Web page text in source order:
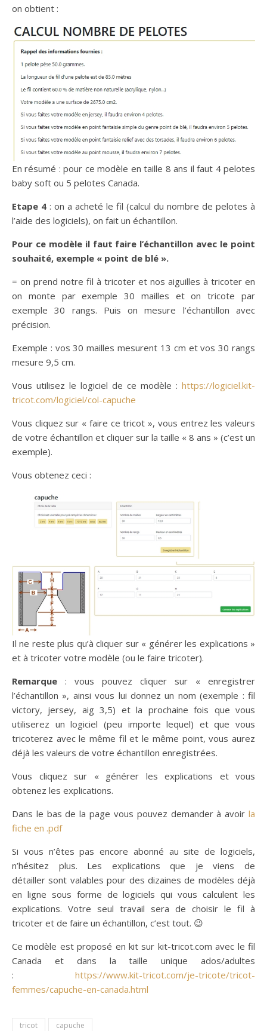
on obtient :
En résumé : pour ce modèle en taille 8 ans il faut 4 pelotes
baby soft ou 5 pelotes Canada.
Etape 4 : on a acheté le fil (calcul du nombre de pelotes à
l’aide des logiciels), on fait un échantillon.
Pour ce modèle il faut faire l’échantillon avec le point
souhaité, exemple « point de blé ».
= on prend notre fil à tricoter et nos aiguilles à tricoter en
on monte par exemple 30 mailles et on tricote par
exemple 30 rangs. Puis on mesure l’échantillon avec
précision.
Exemple : vos 30 mailles mesurent 13 cm et vos 30 rangs
mesure 9,5 cm.
Vous utilisez le logiciel de ce modèle : https://logiciel.kit-
tricot.com/logiciel/col-capuche
Vous cliquez sur « faire ce tricot », vous entrez les valeurs
de votre échantillon et cliquer sur la taille « 8 ans » (c’est un
exemple).
Vous obtenez ceci :
Il ne reste plus qu’à cliquer sur « générer les explications »
et à tricoter votre modèle (ou le faire tricoter).
Remarque : vous pouvez cliquer sur « enregistrer
l’échantillon », ainsi vous lui donnez un nom (exemple : fil
victory, jersey, aig 3,5) et la prochaine fois que vous
utiliserez un logiciel (peu importe lequel) et que vous
tricoterez avec le même fil et le même point, vous aurez
déjà les valeurs de votre échantillon enregistrées.
Vous cliquez sur « générer les explications et vous
obtenez les explications.
Dans le bas de la page vous pouvez demander à avoir la
fiche en .pdf
Si vous n’êtes pas encore abonné au site de logiciels,
n’hésitez plus. Les explications que je viens de
détailler sont valables pour des dizaines de modèles déjà
en ligne sous forme de logiciels qui vous calculent les
explications. Votre seul travail sera de choisir le fil à
tricoter et de faire un échantillon, c’est tout. 😉
Ce modèle est proposé en kit sur kit-tricot.com avec le fil
Canada et dans la taille unique ados/adultes
: https://www.kit-tricot.com/je-tricote/tricot-
femmes/capuche-en-canada.html
tricot capuche